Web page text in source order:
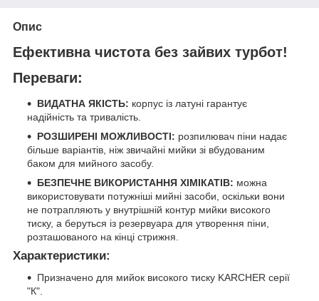
Опис
Ефективна чистота без зайвих турбот!
Переваги:
ВИДАТНА ЯКІСТЬ: корпус із латуні гарантує
надійність та тривалість.
РОЗШИРЕНІ МОЖЛИВОСТІ: розпилювач піни надає
більше варіантів, ніж звичайні мийки зі вбудованим
баком для мийного засобу.
БЕЗПЕЧНЕ ВИКОРИСТАННЯ ХІМІКАТІВ: можна
використовувати потужніші мийні засоби, оскільки вони
не потрапляють у внутрішній контур мийки високого
тиску, а беруться із резервуара для утворення піни,
розташованого на кінці стрижня.
Характеристики:
Призначено для мийок високого тиску KARCHER серії
"К".